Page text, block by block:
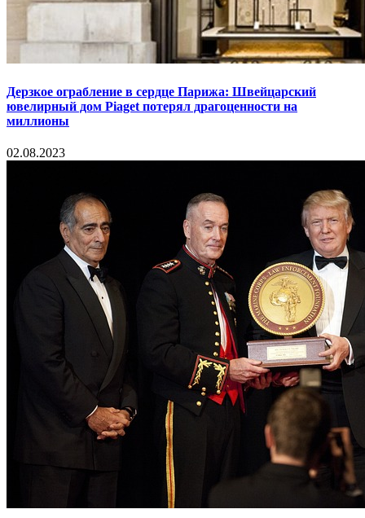
Дерзкое ограбление в сердце Парижа: Швейцарский
ювелирный дом Piaget потерял драгоценности на
миллионы
02.08.2023